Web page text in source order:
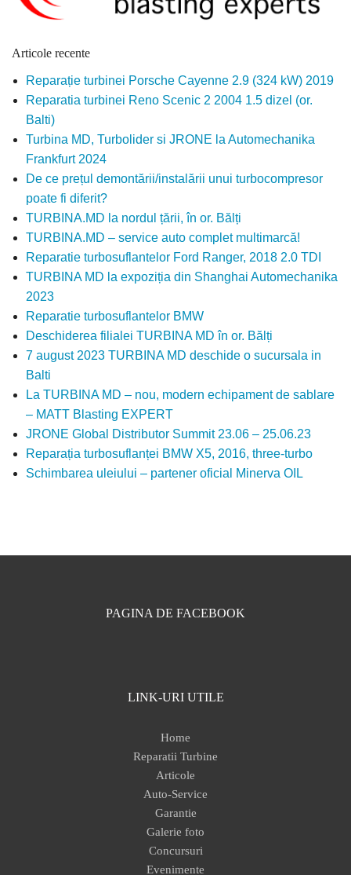
Articole recente
Reparație turbinei Porsche Cayenne 2.9 (324 kW) 2019
Reparatia turbinei Reno Scenic 2 2004 1.5 dizel (or.
Balti)
Turbina MD, Turbolider si JRONE la Automechanika
Frankfurt 2024
De ce prețul demontării/instalării unui turbocompresor
poate fi diferit?
TURBINA.MD la nordul țării, în or. Bălți
TURBINA.MD – service auto complet multimarcă!
Reparatie turbosuflantelor Ford Ranger, 2018 2.0 TDI
TURBINA MD la expoziția din Shanghai Automechanika
2023
Reparatie turbosuflantelor BMW
Deschiderea filialei TURBINA MD în or. Bălți
7 august 2023 TURBINA MD deschide o sucursala in
Balti
La TURBINA MD – nou, modern echipament de sablare
– MATT Blasting EXPERT
JRONE Global Distributor Summit 23.06 – 25.06.23
Reparația turbosuflanței BMW X5, 2016, three-turbo
Schimbarea uleiului – partener oficial Minerva OIL
PAGINA DE FACEBOOK
LINK-URI UTILE
Home
Reparatii Turbine
Articole
Auto-Service
Garantie
Galerie foto
Concursuri
Evenimente